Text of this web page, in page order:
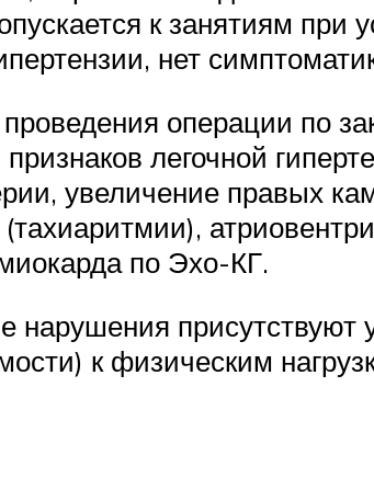
к занятиям
нет
операции по
признаков легочной
увеличение правых
по Эхо-КГ.
присутствуют
к физическим